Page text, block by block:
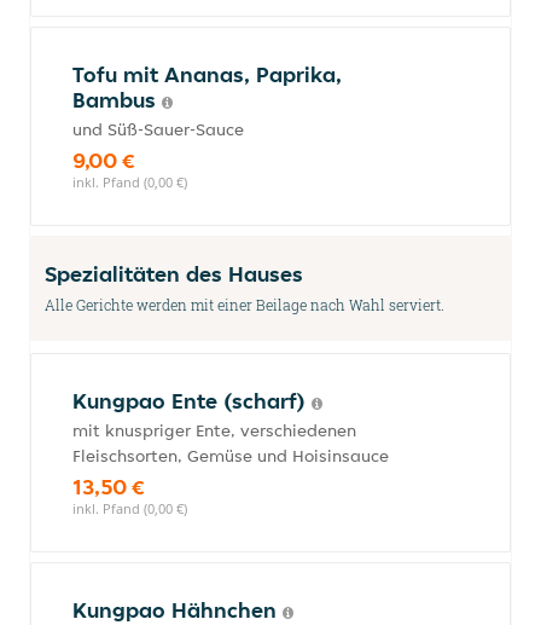
Tofu mit Ananas, Paprika,
Bambus
und Süß-Sauer-Sauce
9,00 €
inkl. Pfand (0,00 €)
Spezialitäten des Hauses
Alle Gerichte werden mit einer Beilage nach Wahl serviert.
Kungpao Ente (scharf)
mit knuspriger Ente, verschiedenen
Fleischsorten, Gemüse und Hoisinsauce
13,50 €
inkl. Pfand (0,00 €)
Kungpao Hähnchen